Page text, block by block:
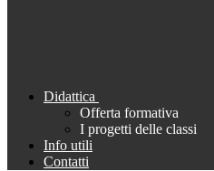
Didattica
Offerta formativa
I progetti delle classi
Info utili
Contatti